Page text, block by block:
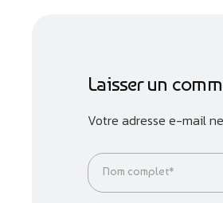
Laisser un
Votre adresse e-mail
Nom complet*